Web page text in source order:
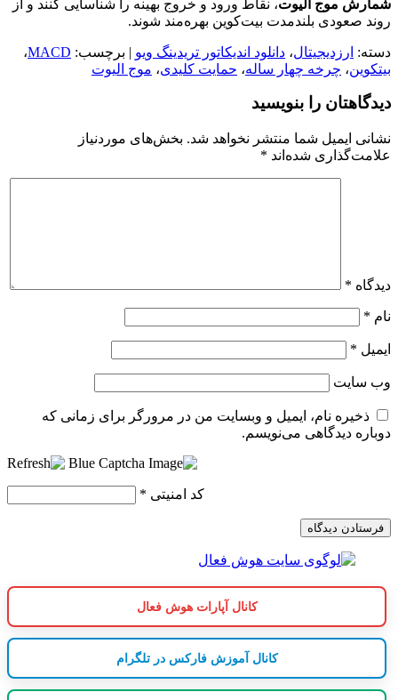
شمارش موج الیوت، نقاط ورود و خروج بهینه را شناسایی کنند و از
روند صعودی بلندمدت بیت‌کوین بهره‌مند شوند.
دسته: ارزدیجیتال، دانلود اندیکاتور تریدینگ ویو | برچسب: MACD،
بیتکوین، چرخه چهار ساله، حمایت کلیدی، موج الیوت
دیدگاهتان را بنویسید
نشانی ایمیل شما منتشر نخواهد شد. بخش‌های موردنیاز
علامت‌گذاری شده‌اند *
دیدگاه *
نام *
ایمیل *
وب‌ سایت
ذخیره نام، ایمیل و وبسایت من در مرورگر برای زمانی که
دوباره دیدگاهی می‌نویسم.
کد امنیتی *
کانال آپارات هوش فعال
کانال آموزش فارکس در تلگرام